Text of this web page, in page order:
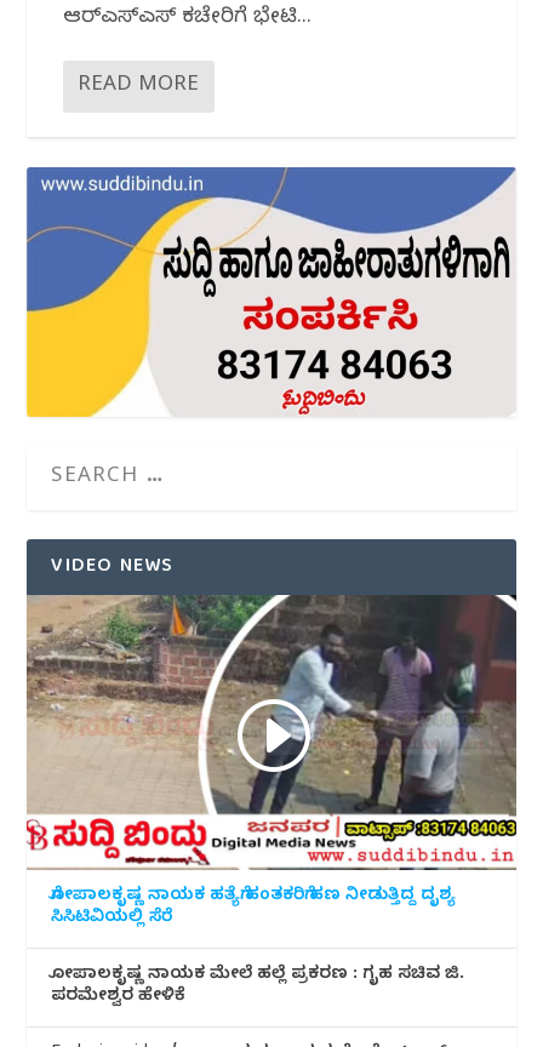
ಆರ್‌ಎಸ್ಎಸ್ ಕಚೇರಿಗೆ ಭೇಟಿ...
READ MORE
VIDEO NEWS
ಗೋಪಾಲಕೃಷ್ಣ ನಾಯಕ ಹತ್ಯೆಗೆ ಹಂತಕರಿಗೆ ಹಣ ನೀಡುತ್ತಿದ್ದ ದೃಶ್ಯ
ಸಿಸಿಟಿವಿಯಲ್ಲಿ ಸೆರೆ
ಗೋಪಾಲಕೃಷ್ಣ ನಾಯಕ ಮೇಲೆ ಹಲ್ಲೆ ಪ್ರಕರಣ : ಗೃಹ ಸಚಿವ ಜಿ.
ಪರಮೇಶ್ವರ ಹೇಳಿಕೆ